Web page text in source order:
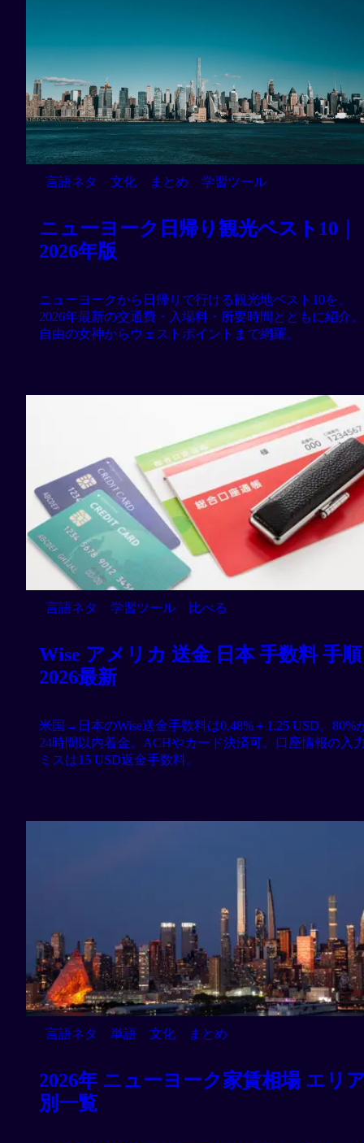
言語ネタ 文化 まとめ 学習ツール
ニューヨーク日帰り観光ベスト10｜
2026年版
ニューヨークから日帰りで行ける観光地ベスト10を、
2026年最新の交通費・入場料・所要時間とともに紹介。
自由の女神からウェストポイントまで網羅。
言語ネタ 学習ツール 比べる
Wise アメリカ 送金 日本 手数料 手順
2026最新
米国→日本のWise送金手数料は0.48%＋1.25 USD。80%
24時間以内着金。ACHやカード決済可。口座情報の入
ミスは15 USD返金手数料。
言語ネタ 単語 文化 まとめ
2026年 ニューヨーク家賃相場 エリ
別一覧